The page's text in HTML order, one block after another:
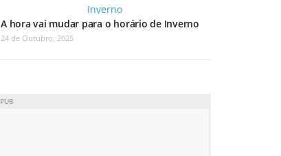
A hora vai mudar para o horário de Inverno
24 de Outubro, 2025
PUB